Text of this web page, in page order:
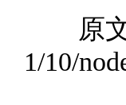
原文
1/10/